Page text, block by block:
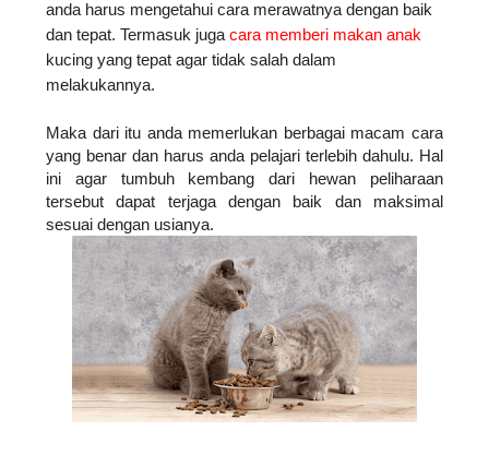
anda harus mengetahui cara merawatnya dengan baik
dan tepat. Termasuk juga cara memberi makan anak
kucing yang tepat agar tidak salah dalam
melakukannya.
Maka dari itu anda memerlukan berbagai macam cara
yang benar dan harus anda pelajari terlebih dahulu. Hal
ini agar tumbuh kembang dari hewan peliharaan
tersebut dapat terjaga dengan baik dan maksimal
sesuai dengan usianya.